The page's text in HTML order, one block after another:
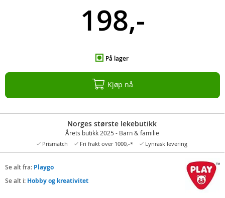
198,-
På lager
Kjøp nå
Norges største lekebutikk
Årets butikk 2025 - Barn & familie
Prismatch Fri frakt over 1000,-* Lynrask levering
Se alt fra: Playgo
Se alt i: Hobby og kreativitet